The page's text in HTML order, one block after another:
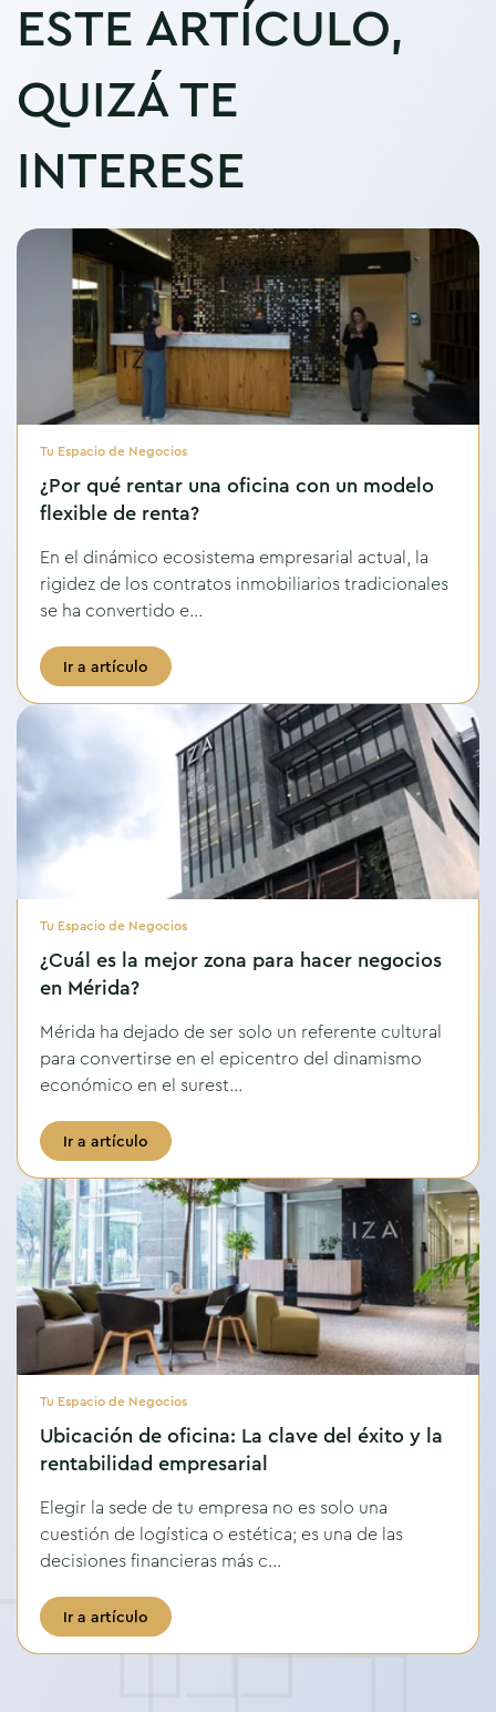
ESTE ARTÍCULO,
QUIZÁ TE
INTERESE
Tu Espacio de Negocios
¿Por qué rentar una oficina con un modelo
flexible de renta?
En el dinámico ecosistema empresarial actual, la
rigidez de los contratos inmobiliarios tradicionales
se ha convertido e...
Ir a artículo
Tu Espacio de Negocios
¿Cuál es la mejor zona para hacer negocios
en Mérida?
Mérida ha dejado de ser solo un referente cultural
para convertirse en el epicentro del dinamismo
económico en el surest...
Ir a artículo
Tu Espacio de Negocios
Ubicación de oficina: La clave del éxito y la
rentabilidad empresarial
Elegir la sede de tu empresa no es solo una
cuestión de logística o estética; es una de las
decisiones financieras más c...
Ir a artículo